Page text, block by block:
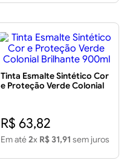
Tinta Esmalte Sintético Cor
e Proteção Verde Colonial
R$ 63,82
Em até2x R$ 31,91 sem juros